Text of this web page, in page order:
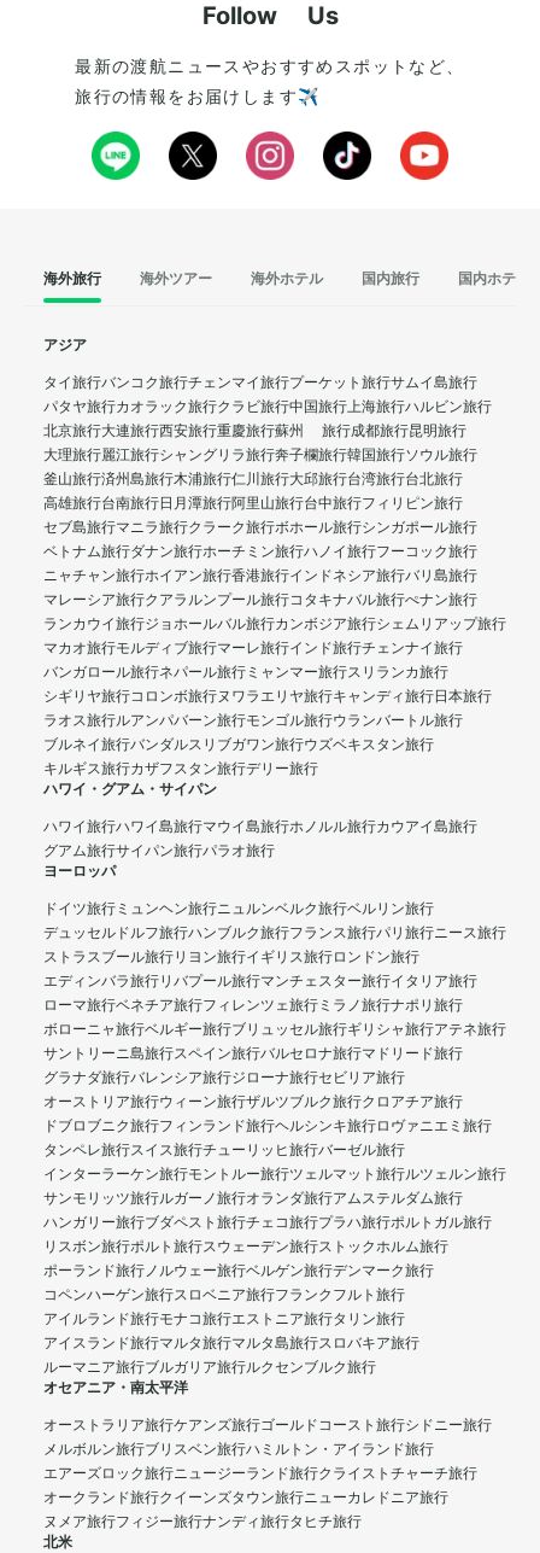
Follow Us
最新の渡航ニュースやおすすめスポットなど、
旅行の情報をお届けします✈️
海外旅行 海外ツアー 海外ホテル 国内旅行 国内ホテル
アジア
タイ旅行バンコク旅行チェンマイ旅行プーケット旅行サムイ島旅行
パタヤ旅行カオラック旅行クラビ旅行中国旅行上海旅行ハルビン旅行
北京旅行大連旅行西安旅行重慶旅行蘇州 旅行成都旅行昆明旅行
大理旅行麗江旅行シャングリラ旅行奔子欄旅行韓国旅行ソウル旅行
釜山旅行済州島旅行木浦旅行仁川旅行大邱旅行台湾旅行台北旅行
高雄旅行台南旅行日月潭旅行阿里山旅行台中旅行フィリピン旅行
セブ島旅行マニラ旅行クラーク旅行ボホール旅行シンガポール旅行
ベトナム旅行ダナン旅行ホーチミン旅行ハノイ旅行フーコック旅行
ニャチャン旅行ホイアン旅行香港旅行インドネシア旅行バリ島旅行
マレーシア旅行クアラルンプール旅行コタキナバル旅行ぺナン旅行
ランカウイ旅行ジョホールバル旅行カンボジア旅行シェムリアップ旅行
マカオ旅行モルディブ旅行マーレ旅行インド旅行チェンナイ旅行
バンガロール旅行ネパール旅行 ミャンマー旅行スリランカ旅行
シギリヤ旅行コロンボ旅行ヌワラエリヤ旅行キャンディ旅行日本旅行
ラオス旅行ルアンパバーン旅行モンゴル旅行ウランバートル旅行
ブルネイ旅行バンダルスリブガワン旅行ウズベキスタン旅行
キルギス旅行カザフスタン旅行デリー旅行
ハワイ・グアム・サイパン
ハワイ旅行ハワイ島旅行マウイ島旅行ホノルル旅行カウアイ島旅行
グアム旅行サイパン旅行パラオ旅行
ヨーロッパ
ドイツ旅行 ミュンヘン旅行ニュルンベルク旅行ベルリン旅行
デュッセルドルフ旅行ハンブルク旅行フランス旅行パリ旅行ニース旅行
ストラスブール旅行リヨン旅行イギリス旅行ロンドン旅行
エディンバラ旅行リバプール旅行マンチェスター旅行イタリア旅行
ローマ旅行ベネチア旅行フィレンツェ旅行 ミラノ旅行ナポリ旅行
ボローニャ旅行ベルギー旅行ブリュッセル旅行ギリシャ旅行アテネ旅行
サントリーニ島旅行スペイン旅行バルセロナ旅行マドリード旅行
グラナダ旅行バレンシア旅行ジローナ旅行セビリア旅行
オーストリア旅行ウィーン旅行ザルツブルク旅行クロアチア旅行
ドブロブニク旅行フィンランド旅行ヘルシンキ旅行ロヴァニエミ旅行
タンペレ旅行スイス旅行チューリッヒ旅行バーゼル旅行
インターラーケン旅行モントルー旅行ツェルマット旅行ルツェルン旅行
サンモリッツ旅行ルガーノ旅行オランダ旅行アムステルダム旅行
ハンガリー旅行ブダペスト旅行チェコ旅行プラハ旅行ポルトガル旅行
リスボン旅行ポルト旅行スウェーデン旅行ストックホルム旅行
ポーランド旅行ノルウェー旅行ベルゲン旅行デンマーク旅行
コペンハーゲン旅行スロベニア旅行フランクフルト旅行
アイルランド旅行モナコ旅行エストニア旅行タリン旅行
アイスランド旅行マルタ旅行マルタ島旅行スロバキア旅行
ルーマニア旅行ブルガリア旅行ルクセンブルク旅行
オセアニア・南太平洋
オーストラリア旅行ケアンズ旅行ゴールドコースト旅行シドニー旅行
メルボルン旅行ブリスベン旅行ハミルトン・アイランド旅行
エアーズロック旅行ニュージーランド旅行クライストチャーチ旅行
オークランド旅行クイーンズタウン旅行ニューカレドニア旅行
ヌメア旅行フィジー旅行ナンディ旅行タヒチ旅行
北米